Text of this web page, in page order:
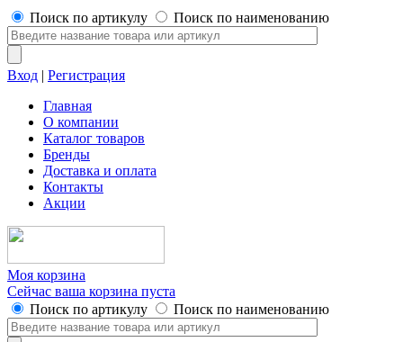
Поиск по артикулу Поиск по наименованию
Вход | Регистрация
Главная
О компании
Каталог товаров
Бренды
Доставка и оплата
Контакты
Акции
Моя корзина
Сейчас ваша корзина пуста
Поиск по артикулу
Поиск по наименованию